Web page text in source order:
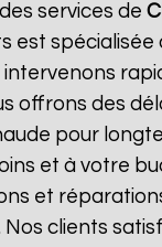
services de
offrons des
pour
et à votre
et
clients